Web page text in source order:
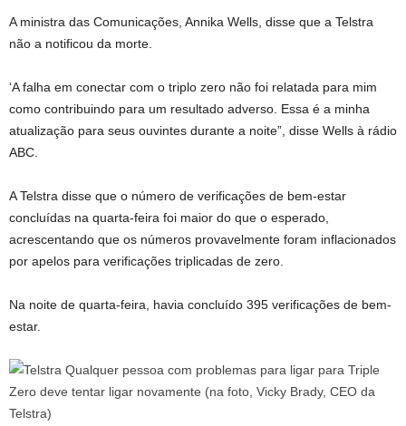
A ministra das Comunicações, Annika Wells, disse que a Telstra
não a notificou da morte.
‘A falha em conectar com o triplo zero não foi relatada para mim
como contribuindo para um resultado adverso. Essa é a minha
atualização para seus ouvintes durante a noite”, disse Wells à rádio
ABC.
A Telstra disse que o número de verificações de bem-estar
concluídas na quarta-feira foi maior do que o esperado,
acrescentando que os números provavelmente foram inflacionados
por apelos para verificações triplicadas de zero.
Na noite de quarta-feira, havia concluído 395 verificações de bem-
estar.